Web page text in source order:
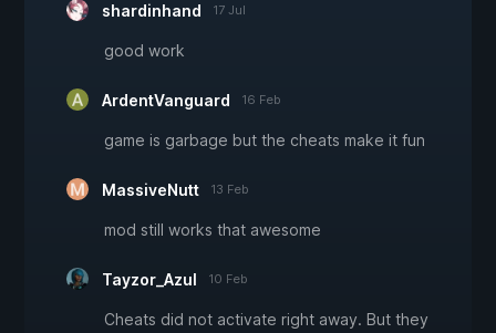
shardinhand 17 Jul
good work
ArdentVanguard 16 Feb
game is garbage but the cheats make it fun
MassiveNutt 13 Feb
mod still works that awesome
Tayzor_Azul 10 Feb
Cheats did not activate right away. But they